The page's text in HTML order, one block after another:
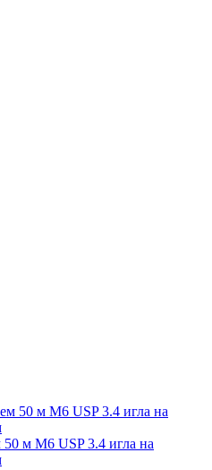
м М6 USP 3.4 игла на